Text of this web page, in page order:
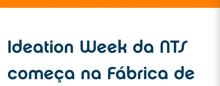
Ideation Week da NTS
começa na Fábrica de